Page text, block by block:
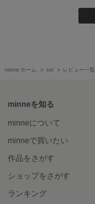
minne ホーム ＞ sei ＞ レビュー一覧
minneを知る
minneについて
minneで買いたい
作品をさがす
ショップをさがす
ランキング